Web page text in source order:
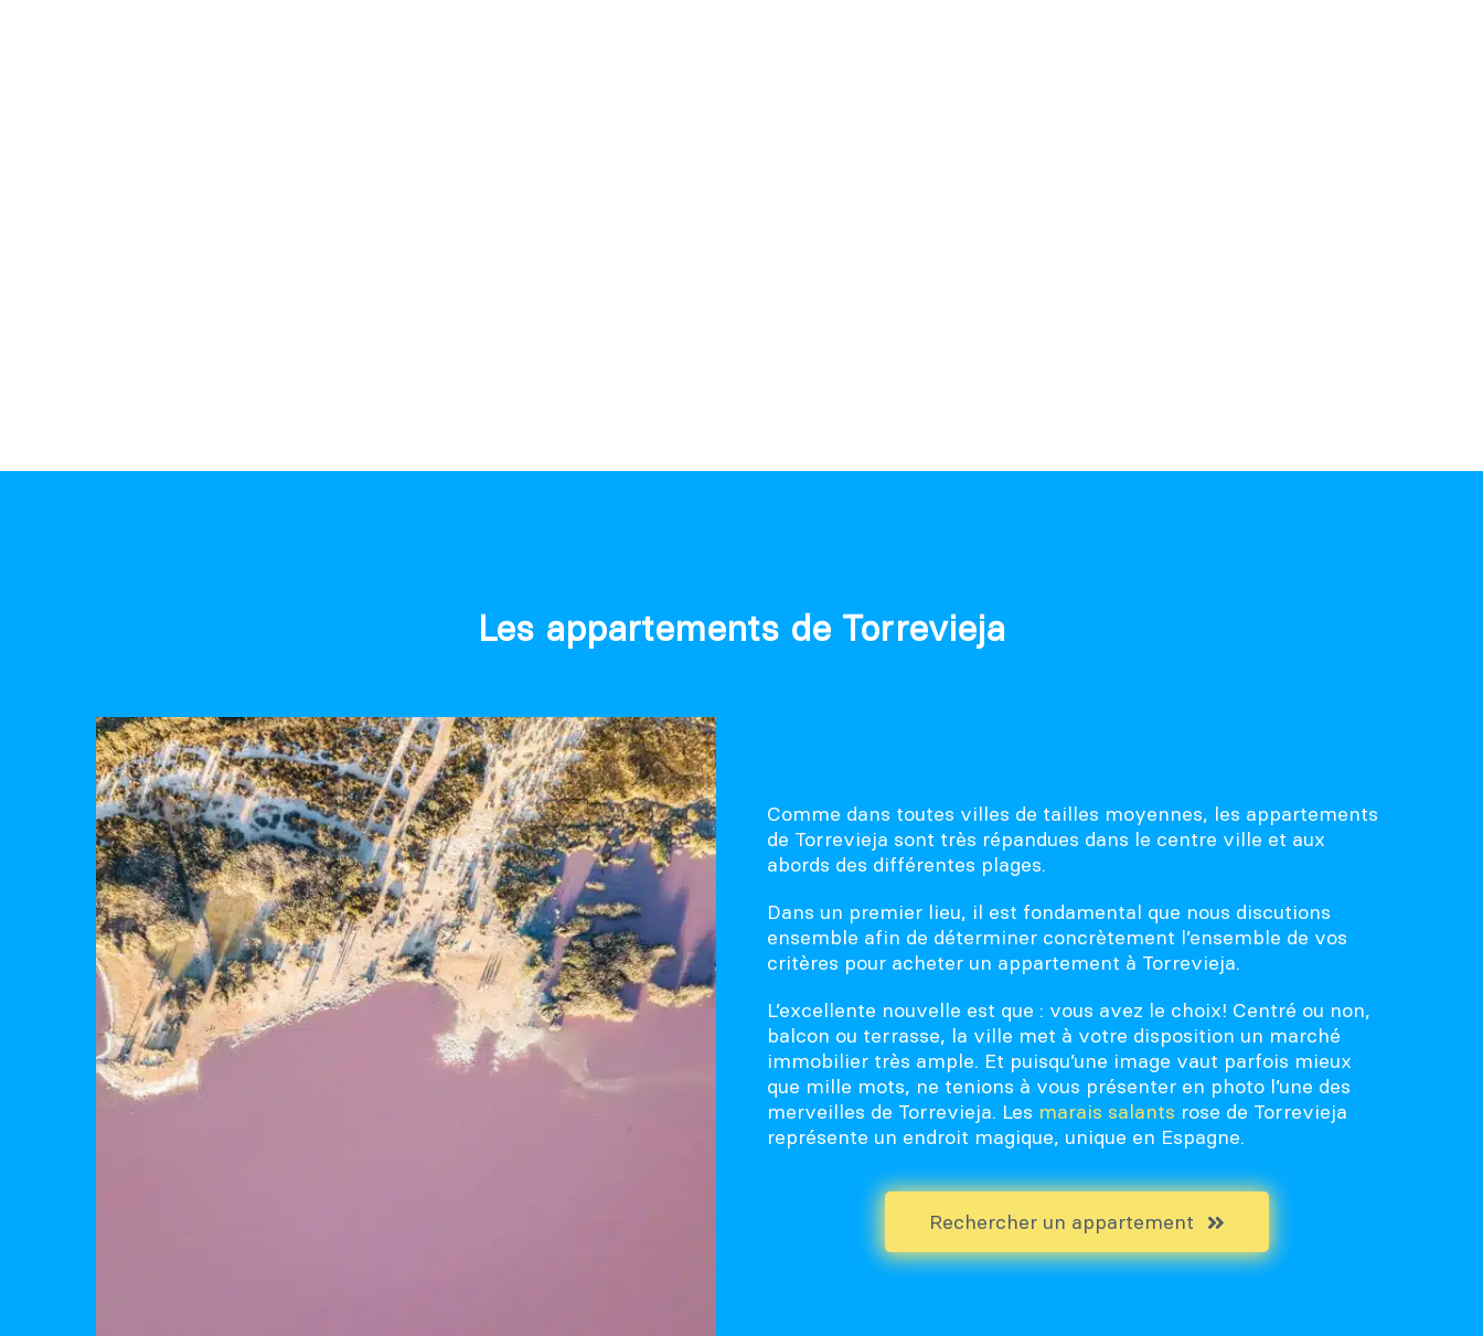
Les appartements de Torrevieja
Comme dans toutes villes de tailles moyennes, les appartements
de Torrevieja sont très répandues dans le centre ville et aux
abords des différentes plages.
Dans un premier lieu, il est fondamental que nous discutions
ensemble afin de déterminer concrètement l’ensemble de vos
critères pour acheter un appartement à Torrevieja.
L’excellente nouvelle est que : vous avez le choix! Centré ou non,
balcon ou terrasse, la ville met à votre disposition un marché
immobilier très ample. Et puisqu’une image vaut parfois mieux
que mille mots, ne tenions à vous présenter en photo l’une des
merveilles de Torrevieja. Les marais salants rose de Torrevieja
représente un endroit magique, unique en Espagne.
Rechercher un appartement